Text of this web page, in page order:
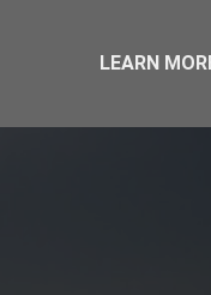
LEARN